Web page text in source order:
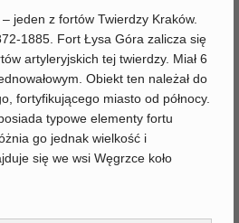
– jeden z fortów Twierdzy Kraków.
1885. Fort Łysa Góra zalicza się
artyleryjskich tej twierdzy. Miał 6
Obiekt ten należał do
fortyfikującego miasto od północy.
typowe elementy fortu
go jednak wielkość i
się we wsi Węgrzce koło